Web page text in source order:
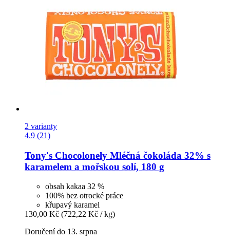
2 varianty
4.9 (21)
Tony's Chocolonely Mléčná čokoláda 32% s
karamelem a mořskou solí, 180 g
obsah kakaa 32 %
100% bez otrocké práce
křupavý karamel
130,00 Kč (722,22 Kč / kg)
Doručení do 13. srpna